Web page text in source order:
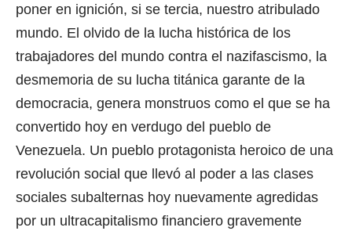
poner en ignición, si se tercia, nuestro atribulado
mundo. El olvido de la lucha histórica de los
trabajadores del mundo contra el nazifascismo, la
desmemoria de su lucha titánica garante de la
democracia, genera monstruos como el que se ha
convertido hoy en verdugo del pueblo de
Venezuela. Un pueblo protagonista heroico de una
revolución social que llevó al poder a las clases
sociales subalternas hoy nuevamente agredidas
por un ultracapitalismo financiero gravemente